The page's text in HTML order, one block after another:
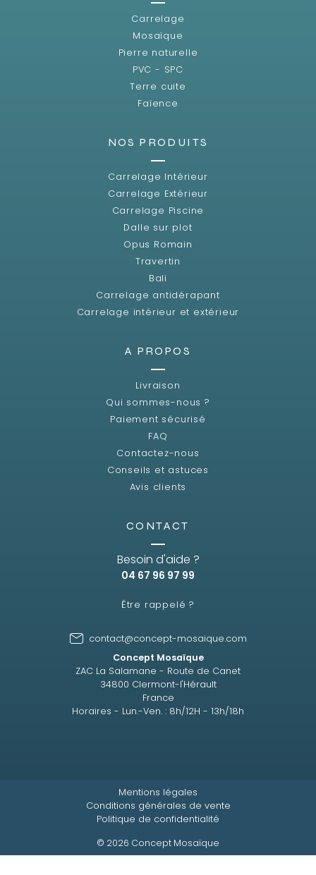
Carrelage
Mosaïque
Pierre naturelle
PVC - SPC
Terre cuite
Faïence
NOS PRODUITS
Carrelage Intérieur
Carrelage Extérieur
Carrelage Piscine
Dalle sur plot
Opus Romain
Travertin
Bali
Carrelage antidérapant
Carrelage intérieur et extérieur
A PROPOS
Livraison
Qui sommes-nous ?
Paiement sécurisé
FAQ
Contactez-nous
Conseils et astuces
Avis clients
CONTACT
Besoin d'aide ?
04 67 96 97 99
Être rappelé ?
contact@concept-mosaique.com
Concept Mosaïque
ZAC La Salamane - Route de Canet
34800 Clermont-l'Hérault
France
Horaires - Lun.-Ven. : 8h/12H - 13h/18h
© 2026 Concept Mosaïque
Mentions légales
Conditions générales de vente
Politique de confidentialité